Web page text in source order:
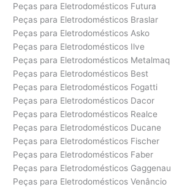
Peças para Eletrodomésticos Futura
Peças para Eletrodomésticos Braslar
Peças para Eletrodomésticos Asko
Peças para Eletrodomésticos Ilve
Peças para Eletrodomésticos Metalmaq
Peças para Eletrodomésticos Best
Peças para Eletrodomésticos Fogatti
Peças para Eletrodomésticos Dacor
Peças para Eletrodomésticos Realce
Peças para Eletrodomésticos Ducane
Peças para Eletrodomésticos Fischer
Peças para Eletrodomésticos Faber
Peças para Eletrodomésticos Gaggenau
Peças para Eletrodomésticos Venâncio